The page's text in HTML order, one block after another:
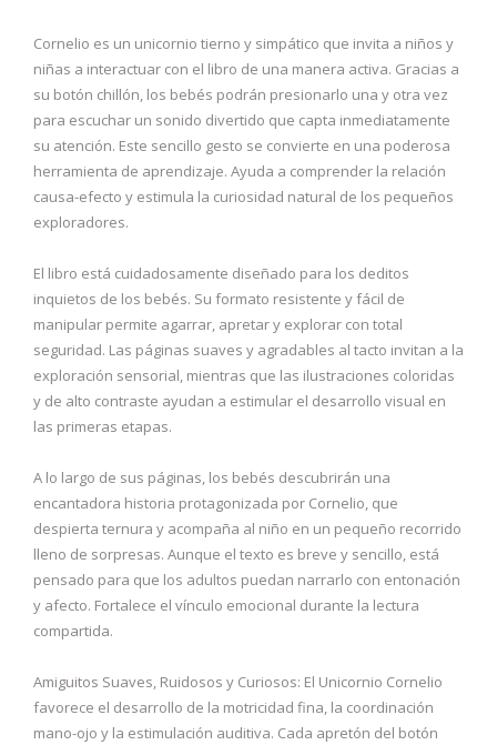
Cornelio es un unicornio tierno y simpático que invita a niños y
niñas a interactuar con el libro de una manera activa. Gracias a
su botón chillón, los bebés podrán presionarlo una y otra vez
para escuchar un sonido divertido que capta inmediatamente
su atención. Este sencillo gesto se convierte en una poderosa
herramienta de aprendizaje. Ayuda a comprender la relación
causa-efecto y estimula la curiosidad natural de los pequeños
exploradores.
El libro está cuidadosamente diseñado para los deditos
inquietos de los bebés. Su formato resistente y fácil de
manipular permite agarrar, apretar y explorar con total
seguridad. Las páginas suaves y agradables al tacto invitan a la
exploración sensorial, mientras que las ilustraciones coloridas
y de alto contraste ayudan a estimular el desarrollo visual en
las primeras etapas.
A lo largo de sus páginas, los bebés descubrirán una
encantadora historia protagonizada por Cornelio, que
despierta ternura y acompaña al niño en un pequeño recorrido
lleno de sorpresas. Aunque el texto es breve y sencillo, está
pensado para que los adultos puedan narrarlo con entonación
y afecto. Fortalece el vínculo emocional durante la lectura
compartida.
Amiguitos Suaves, Ruidosos y Curiosos: El Unicornio Cornelio
favorece el desarrollo de la motricidad fina, la coordinación
mano-ojo y la estimulación auditiva. Cada apretón del botón